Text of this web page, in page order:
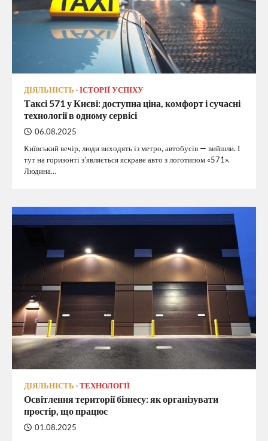
ДІЯЛЬНІСТЬ ІСТОРІЇ УСПІХУ
Таксі 571 у Києві: доступна ціна, комфорт і сучасні
технології в одному сервісі
06.08.2025
Київський вечір, люди виходять із метро, автобусів — вийшли. І
тут на горизонті з’являється яскраве авто з логотипом «571».
Людина…
ДІЯЛЬНІСТЬ ТЕХНОЛОГІЇ
Освітлення території бізнесу: як організувати
простір, що працює
01.08.2025